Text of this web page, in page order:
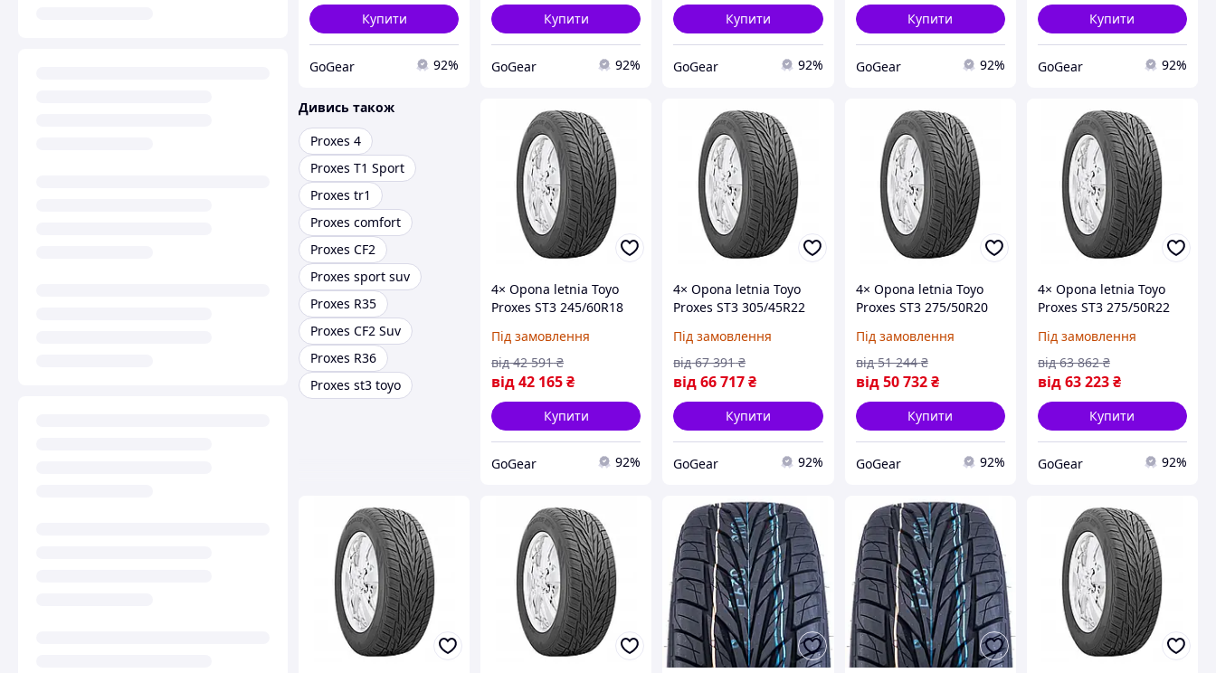
Купити
GoGear 92%
Купити
GoGear 92%
Купити
GoGear 92%
Купити
GoGear 92%
Купити
GoGear 92%
Дивись також
Proxes 4
Proxes T1 Sport
Proxes tr1
Proxes comfort
Proxes CF2
Proxes sport suv
Proxes R35
Proxes CF2 Suv
Proxes R36
Proxes st3 toyo
4× Opona letnia Toyo
Proxes ST3 245/60R18
Під замовлення
від42 165₴
від 42 591 ₴
Купити
GoGear 92%
4× Opona letnia Toyo
Proxes ST3 305/45R22
(на Замовлення)
Під замовлення
від66 717₴
від 67 391 ₴
Купити
GoGear 92%
4× Opona letnia Toyo
Proxes ST3 275/50R20
(на Замовлення)
Під замовлення
від 50 732 ₴
від 51 244 ₴
Купити
GoGear 92%
4× Opona letnia Toyo
Proxes ST3 275/50R22
(на Замовлення)
Під замовлення
від63 223₴
від 63 862 ₴
Купити
GoGear 92%